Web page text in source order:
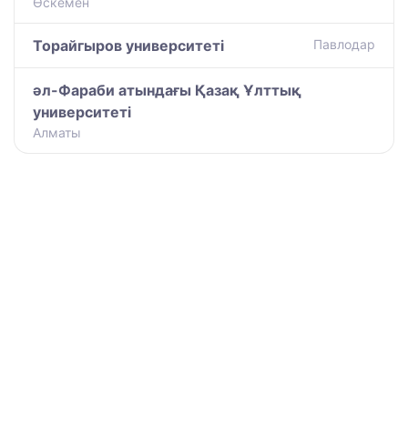
Торайгыров университеті Павлодар
әл-Фараби атындағы Қазақ Ұлттық
университеті
Алматы